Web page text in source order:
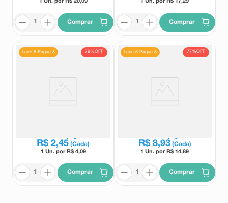
1 Un. por R$ 20,09
Comprar
1 Un. por R$17,29
Comprar
Leve 5 Pague 3 79%OFF
Losartana Potássica 50mg
R$ 2,45 (Cada)
1 Un. por R$ 4,09
Comprar
Leve 5 Pague 3 77%OFF
Tadalafila 20mg Medley 4
R$ 8,93 (Cada)
1 Un. por R$14,89
Comprar